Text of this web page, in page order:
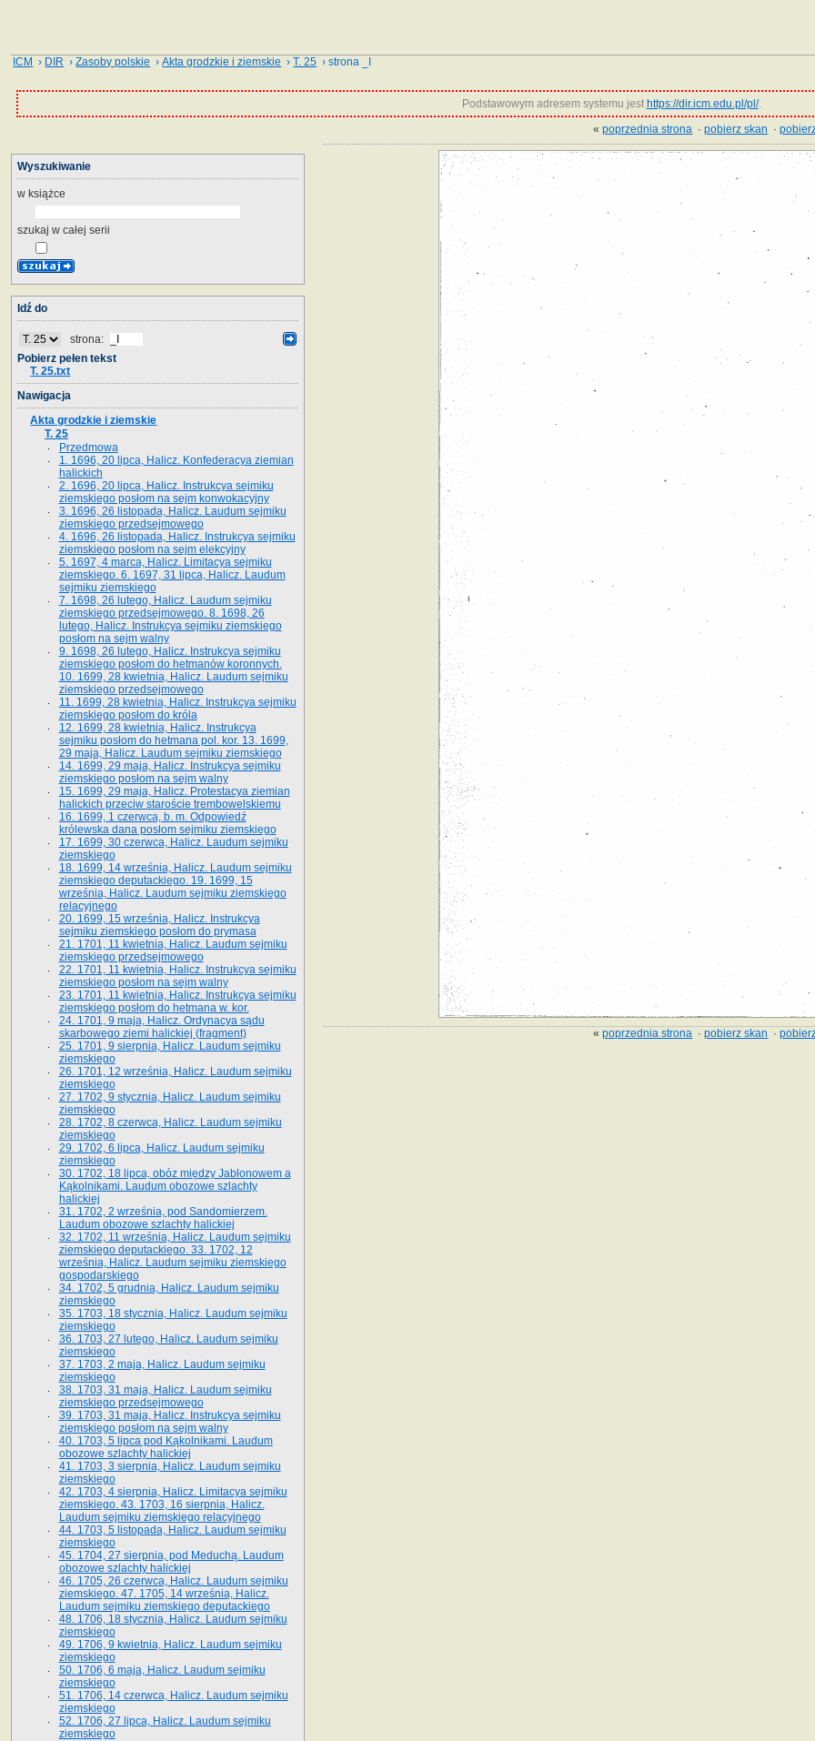
ICM › DIR ›Zasoby polskie ›Akta grodzkie i ziemskie ›T. 25 › strona _I
Podstawowym adresem systemu jest https://dir.icm.edu.pl/pl/.
«poprzednia strona ·pobierz skan ·
«poprzednia strona ·pobierz skan ·
Wyszukiwanie
w książce
szukaj w całej serii
Idź do
strona:
Pobierz pełen tekst
T. 25.txt
Nawigacja
Akta grodzkie i ziemskie
T. 25
Przedmowa
1. 1696, 20 lipca, Halicz. Konfederacya ziemian
halickich
2. 1696, 20 lipca, Halicz. Instrukcya sejmiku
ziemskiego posłom na sejm konwokacyjny
3. 1696, 26 listopada, Halicz. Laudum sejmiku
ziemskiego przedsejmowego
4. 1696, 26 listopada, Halicz. Instrukcya sejmiku
ziemskiego posłom na sejm elekcyjny
5. 1697, 4 marca, Halicz. Limitacya sejmiku
ziemskiego. 6. 1697, 31 lipca, Halicz. Laudum
sejmiku ziemskiego
7. 1698, 26 lutego, Halicz. Laudum sejmiku
ziemskiego przedsejmowego. 8. 1698, 26
lutego, Halicz. Instrukcya sejmiku ziemskiego
posłom na sejm walny
9. 1698, 26 lutego, Halicz. Instrukcya sejmiku
ziemskiego posłom do hetmanów koronnych.
10. 1699, 28 kwietnia, Halicz. Laudum sejmiku
ziemskiego przedsejmowego
11. 1699, 28 kwietnia, Halicz. Instrukcya sejmiku
ziemskiego posłom do króla
12. 1699, 28 kwietnia, Halicz. Instrukcya
sejmiku posłom do hetmana pol. kor. 13. 1699,
29 maja, Halicz. Laudum sejmiku ziemskiego
14. 1699, 29 maja, Halicz. Instrukcya sejmiku
ziemskiego posłom na sejm walny
15. 1699, 29 maja, Halicz. Protestacya ziemian
halickich przeciw staroście trembowelskiemu
16. 1699, 1 czerwca, b. m. Odpowiedź
królewska dana posłom sejmiku ziemskiego
17. 1699, 30 czerwca, Halicz. Laudum sejmiku
ziemskiego
18. 1699, 14 września, Halicz. Laudum sejmiku
ziemskiego deputackiego. 19. 1699, 15
września, Halicz. Laudum sejmiku ziemskiego
relacyjnego
20. 1699, 15 września, Halicz. Instrukcya
sejmiku ziemskiego posłom do prymasa
21. 1701, 11 kwietnia, Halicz. Laudum sejmiku
ziemskiego przedsejmowego
22. 1701, 11 kwietnia, Halicz. Instrukcya sejmiku
ziemskiego posłom na sejm walny
23. 1701, 11 kwietnia, Halicz. Instrukcya sejmiku
ziemskiego posłom do hetmana w. kor.
24. 1701, 9 maja, Halicz. Ordynacya sądu
skarbowego ziemi halickiej (fragment)
25. 1701, 9 sierpnia, Halicz. Laudum sejmiku
ziemskiego
26. 1701, 12 września, Halicz. Laudum sejmiku
ziemskiego
27. 1702, 9 stycznia, Halicz. Laudum sejmiku
ziemskiego
28. 1702, 8 czerwca, Halicz. Laudum sejmiku
ziemskiego
29. 1702, 6 lipca, Halicz. Laudum sejmiku
ziemskiego
30. 1702, 18 lipca, obóz między Jabłonowem a
Kąkolnikami. Laudum obozowe szlachty
halickiej
31. 1702, 2 września, pod Sandomierzem.
Laudum obozowe szlachty halickiej
32. 1702, 11 września, Halicz. Laudum sejmiku
ziemskiego deputackiego. 33. 1702, 12
września, Halicz. Laudum sejmiku ziemskiego
gospodarskiego
34. 1702, 5 grudnia, Halicz. Laudum sejmiku
ziemskiego
35. 1703, 18 stycznia, Halicz. Laudum sejmiku
ziemskiego
36. 1703, 27 lutego, Halicz. Laudum sejmiku
ziemskiego
37. 1703, 2 maja, Halicz. Laudum sejmiku
ziemskiego
38. 1703, 31 maja, Halicz. Laudum sejmiku
ziemskiego przedsejmowego
39. 1703, 31 maja, Halicz. Instrukcya sejmiku
ziemskiego posłom na sejm walny
40. 1703, 5 lipca pod Kąkolnikami. Laudum
obozowe szlachty halickiej
41­. 1703, 3 sierpnia, Halicz. Laudum sejmiku
ziemskiego
42. 1703, 4 sierpnia, Halicz. Limitacya sejmiku
ziemskiego. 43. 1703, 16 sierpnia, Halicz.
Laudum sejmiku ziemskiego relacyjnego
44. 1703, 5 listopada, Halicz. Laudum sejmiku
ziemskiego
45. 1704, 27 sierpnia, pod Meduchą. Laudum
obozowe szlachty halickiej
46. 1705, 26 czerwca, Halicz. Laudum sejmiku
ziemskiego. 47. 1705, 14 września, Halicz.
Laudum sejmiku ziemskiego deputackiego
48. 1706, 18 stycznia, Halicz. Laudum sejmiku
ziemskiego
49. 1706, 9 kwietnia, Halicz. Laudum sejmiku
ziemskiego
50. 1706, 6 maja, Halicz. Laudum sejmiku
ziemskiego
51. 1706, 14 czerwca, Halicz. Laudum sejmiku
ziemskiego
52. 1706, 27 lipca, Halicz. Laudum sejmiku
ziemskiego